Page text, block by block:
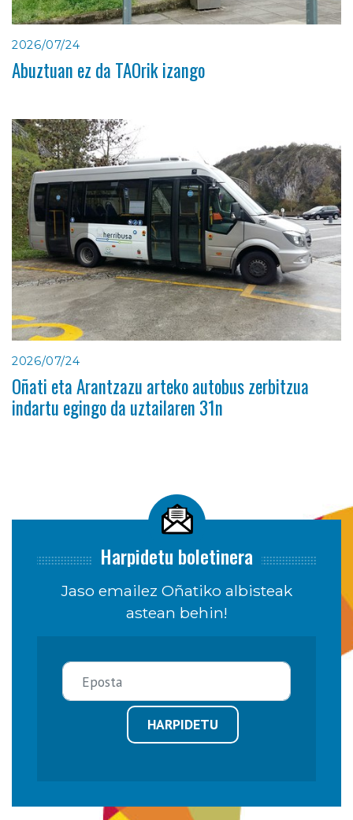
2026/07/24
Abuztuan ez da TAOrik izango
2026/07/24
Oñati eta Arantzazu arteko autobus zerbitzua
indartu egingo da uztailaren 31n
Harpidetu boletinera
Jaso emailez Oñatiko albisteak
astean behin!
HARPIDETU